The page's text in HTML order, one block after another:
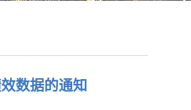
数据的通知